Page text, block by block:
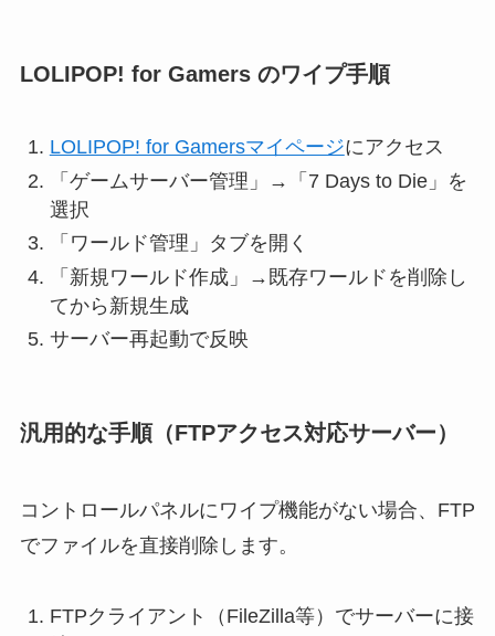
LOLIPOP! for Gamers のワイプ手順
LOLIPOP! for Gamersマイページにアクセス
「ゲームサーバー管理」→「7 Days to Die」を
選択
「ワールド管理」タブを開く
「新規ワールド作成」→既存ワールドを削除し
てから新規生成
サーバー再起動で反映
汎用的な手順（FTPアクセス対応サーバー）
コントロールパネルにワイプ機能がない場合、FTP
でファイルを直接削除します。
FTPクライアント（FileZilla等）でサーバーに接